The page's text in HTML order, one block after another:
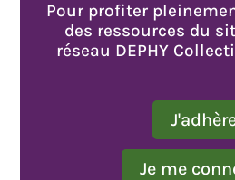
Pour profiter
des ressources du
réseau DEPHY
Je me